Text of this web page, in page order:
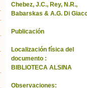
Chebez, J.C., Rey, N.R.,
Babarskas & A.G. Di
Publicación
Localización física del
documento :
BIBLIOTECA ALSINA
Observaciones: